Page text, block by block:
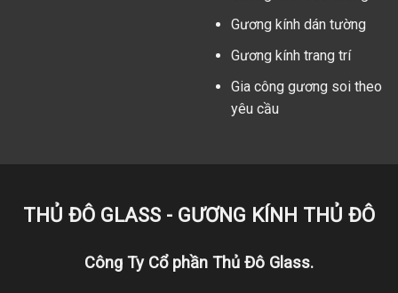
Gương kính dán tường
Gương kính trang trí
Gia công gương soi theo
yêu cầu
THỦ ĐÔ GLASS - GƯƠNG KÍNH THỦ ĐÔ
Công Ty Cổ phần Thủ Đô Glass.